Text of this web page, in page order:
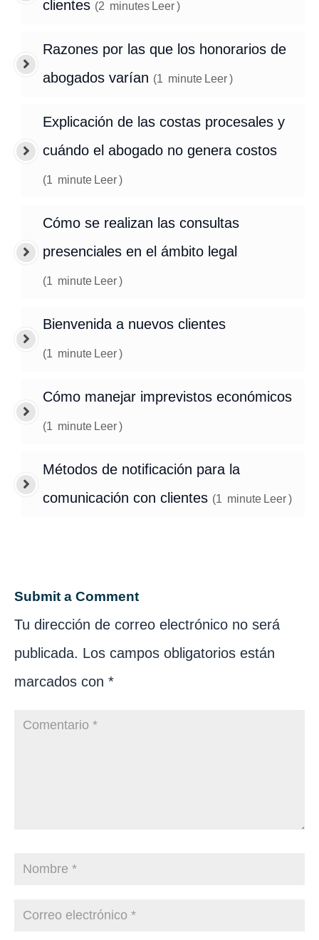
clientes (2 minutes Leer)
Razones por las que los honorarios de
abogados varían (1 minute Leer)
Explicación de las costas procesales y
cuándo el abogado no genera costos
(1 minute Leer)
Cómo se realizan las consultas
presenciales en el ámbito legal
(1 minute Leer)
Bienvenida a nuevos clientes
(1 minute Leer)
Cómo manejar imprevistos económicos
(1 minute Leer)
Métodos de notificación para la
comunicación con clientes (1 minute Leer)
Submit a Comment
Tu dirección de correo electrónico no será
publicada. Los campos obligatorios están
marcados con *